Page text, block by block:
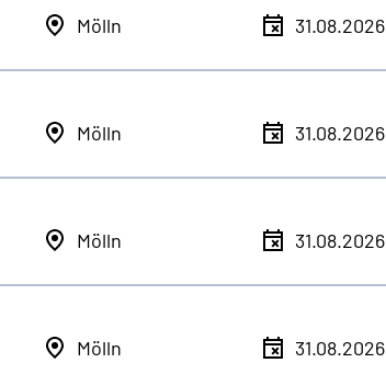
Mölln 31.08.2026
Mölln 31.08.2026
Mölln 31.08.2026
Mölln 31.08.2026